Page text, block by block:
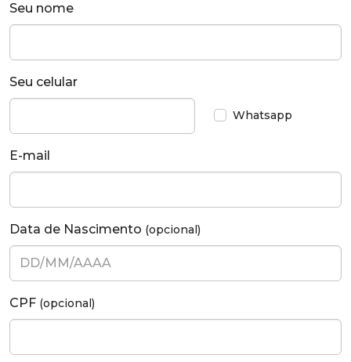
Seu nome
Seu celular
Whatsapp
E-mail
Data de Nascimento (opcional)
CPF (opcional)